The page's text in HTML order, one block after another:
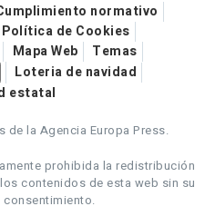
normativo
Política de Cookies
Mapa Web
Temas
Loteria de navidad
estatal
la Agencia Europa Press.
prohibida la redistribución
contenidos de esta web sin su
consentimiento.